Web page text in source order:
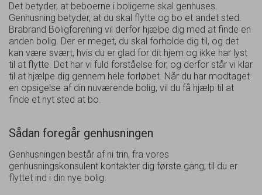
Det betyder, at beboerne i boligerne skal genhuses.
Genhusning betyder, at du skal flytte og bo et andet sted.
Brabrand Boligforening vil derfor hjælpe dig med at finde en
anden bolig. Der er meget, du skal forholde dig til, og det
kan være svært, hvis du er glad for dit hjem og ikke har lyst
til at flytte. Det har vi fuld forståelse for, og derfor står vi klar
til at hjælpe dig gennem hele forløbet. Når du har modtaget
en opsigelse af din nuværende bolig, vil du få hjælp til at
finde et nyt sted at bo.
Sådan foregår genhusningen
Genhusningen består af ni trin, fra vores
genhusningskonsulent kontakter dig første gang, til du er
flyttet ind i din nye bolig.